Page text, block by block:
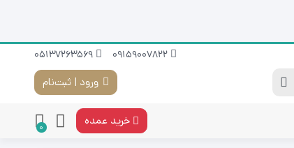
09159007822
05137263569
ورود | ثبت‌نام
خرید عمده 0